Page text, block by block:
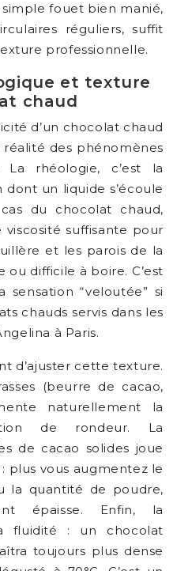
simple fouet bien manié,
réguliers, suffit
professionnelle.
et texture
chaud
d’un chocolat chaud
des phénomènes
La rhéologie, c’est la
un liquide s’écoule
du chocolat chaud,
viscosité suffisante pour
et les parois de la
ou difficile à boire. C’est
“veloutée” si
chauds servis dans les
à Paris.
d’ajuster cette texture.
(beurre de cacao,
naturellement la
de rondeur. La
de cacao solides joue
plus vous augmentez le
la quantité de poudre,
épaisse. Enfin, la
fluidité : un chocolat
toujours plus dense